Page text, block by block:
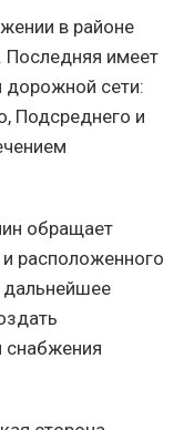
в районе
Последняя имеет
дорожной сети:
Подсреднего и
обращает
расположенного
дальнейшее
снабжения